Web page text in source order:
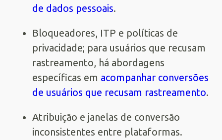
de dados pessoais.
Bloqueadores, ITP e políticas de
privacidade; para usuários que recusam
rastreamento, há abordagens
específicas em acompanhar conversões
de usuários que recusam rastreamento.
Atribuição e janelas de conversão
inconsistentes entre plataformas.